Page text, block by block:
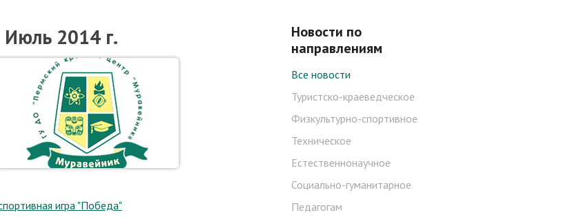
Июль 2014 г.
игра "Победа"
Новости по
направлениям
Все новости
Туристско-краеведческое
Физкультурно-спортивное
Техническое
Естественнонаучное
Социально-гуманитарное
Педагогам